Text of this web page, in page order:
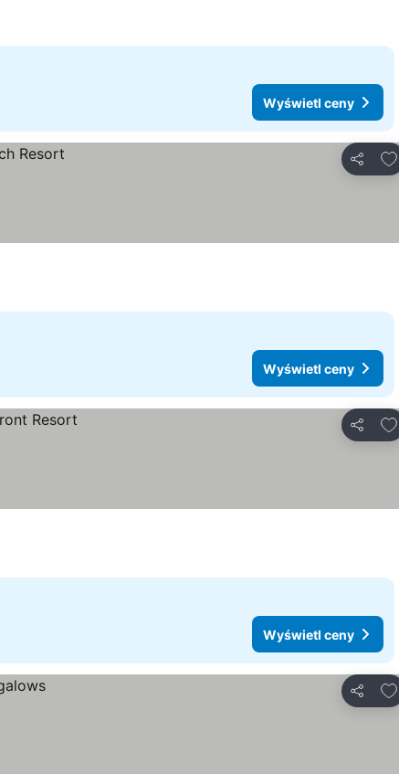
Wyświetl ceny
Wyświetl ceny
Wyświetl ceny